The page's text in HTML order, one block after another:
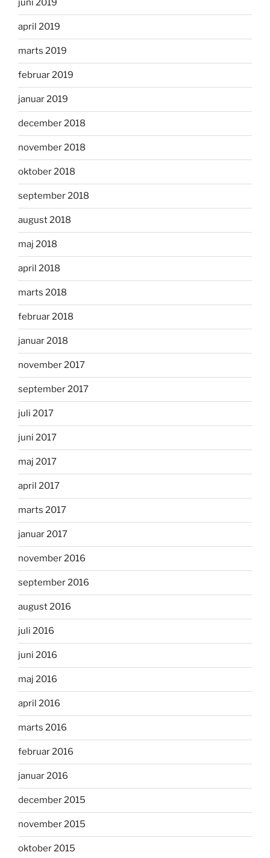
juni 2019
april 2019
marts 2019
februar 2019
januar 2019
december 2018
november 2018
oktober 2018
september 2018
august 2018
maj 2018
april 2018
marts 2018
februar 2018
januar 2018
november 2017
september 2017
juli 2017
juni 2017
maj 2017
april 2017
marts 2017
januar 2017
november 2016
september 2016
august 2016
juli 2016
juni 2016
maj 2016
april 2016
marts 2016
februar 2016
januar 2016
december 2015
november 2015
oktober 2015